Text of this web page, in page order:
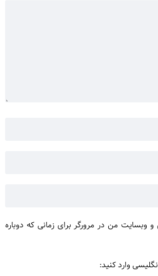
و وبسایت من در مرورگر برای زمانی که دوباره
وارد کنید: